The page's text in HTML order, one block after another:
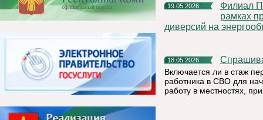
19.05.2026
Филиал ПАО «Россети Северо-Запад» в Республике Коми в
рамках
диверсий на
18.05.2026
Включается ли в стаж
работника в СВО для
работу в местностях,